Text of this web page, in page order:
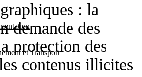
et Transport
: la
demande des
protection des
contenus illicites